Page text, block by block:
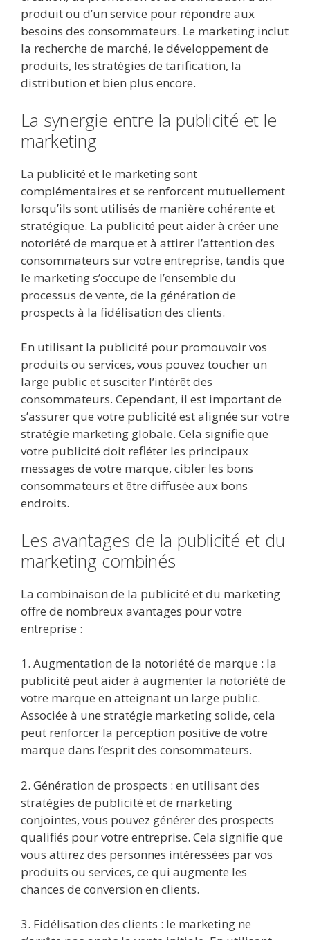
produit ou d’un service pour répondre aux
besoins des consommateurs. Le marketing inclut
la recherche de marché, le développement de
produits, les stratégies de tarification, la
distribution et bien plus encore.
La synergie entre la publicité et le
marketing
La publicité et le marketing sont
complémentaires et se renforcent mutuellement
lorsqu’ils sont utilisés de manière cohérente et
stratégique. La publicité peut aider à créer une
notoriété de marque et à attirer l’attention des
consommateurs sur votre entreprise, tandis que
le marketing s’occupe de l’ensemble du
processus de vente, de la génération de
prospects à la fidélisation des clients.
En utilisant la publicité pour promouvoir vos
produits ou services, vous pouvez toucher un
large public et susciter l’intérêt des
consommateurs. Cependant, il est important de
s’assurer que votre publicité est alignée sur votre
stratégie marketing globale. Cela signifie que
votre publicité doit refléter les principaux
messages de votre marque, cibler les bons
consommateurs et être diffusée aux bons
endroits.
Les avantages de la publicité et du
marketing combinés
La combinaison de la publicité et du marketing
offre de nombreux avantages pour votre
entreprise :
1. Augmentation de la notoriété de marque : la
publicité peut aider à augmenter la notoriété de
votre marque en atteignant un large public.
Associée à une stratégie marketing solide, cela
peut renforcer la perception positive de votre
marque dans l’esprit des consommateurs.
2. Génération de prospects : en utilisant des
stratégies de publicité et de marketing
conjointes, vous pouvez générer des prospects
qualifiés pour votre entreprise. Cela signifie que
vous attirez des personnes intéressées par vos
produits ou services, ce qui augmente les
chances de conversion en clients.
3. Fidélisation des clients : le marketing ne